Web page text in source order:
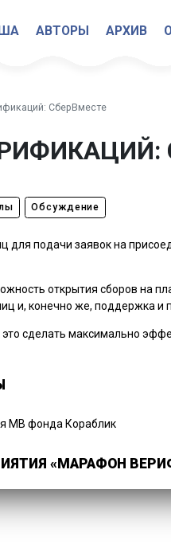
АВТОРЫ АРХИВ
СберВместе
Обсуждение
для подачи заявок на
открытия сборов на
и, конечно же, поддержка и
сделать максимально
МВ фонда Кораблик
«МАРАФОН